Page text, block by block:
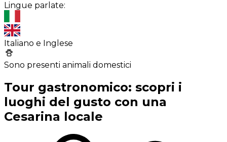
Lingue parlate:
Italiano e Inglese
Sono presenti animali domestici
Tour gastronomico: scopri i
luoghi del gusto con una
Cesarina locale